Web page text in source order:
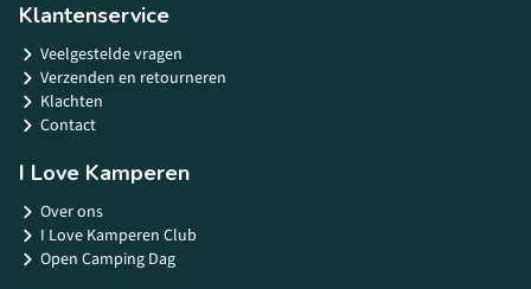
Klantenservice
Veelgestelde vragen
Verzenden en retourneren
Klachten
Contact
I Love Kamperen
Over ons
I Love Kamperen Club
Open Camping Dag